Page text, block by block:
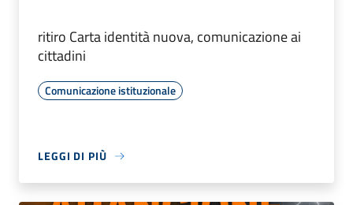
ritiro Carta identità nuova, comunicazione ai
cittadini
Comunicazione istituzionale
LEGGI DI PIÙ